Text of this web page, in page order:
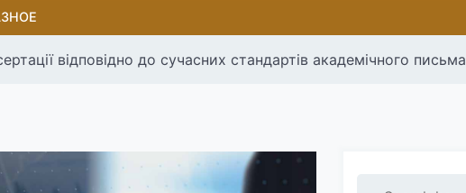
відповідно до сучасних стандартів академічного письма